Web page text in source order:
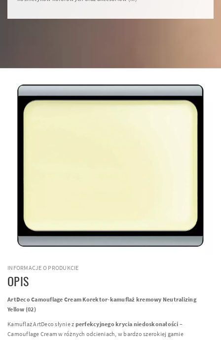
INFORMACJE O PRODUKCIE
OPIS
ArtDeco Camouflage Cream Korektor-kamuflaż kremowy Neutralizing
Yellow (02)
Kamuflaż ArtDeco słynie z perfekcyjnego krycia niedoskonałości –
Camouflage Cream w różnych odcieniach, w bardzo szerokiej gamie